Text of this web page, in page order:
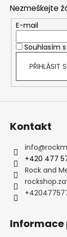
Nezmeškejte
E-mail
Souhlasím s
PŘIHLÁSIT
Kontakt
info@
+420 477
Rock and
Informace